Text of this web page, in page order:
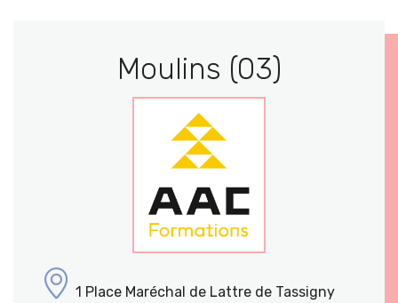
Moulins (03)
1 Place Maréchal de Lattre de Tassigny